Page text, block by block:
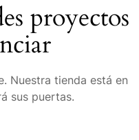
proyectos
Nuestra tienda está en
sus puertas.